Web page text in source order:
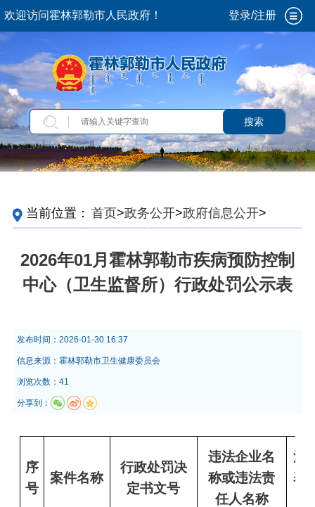
欢迎访问霍林郭勒市人民政府！ 登录/注册
搜索
当前位置： 首页>政务公开>政府信息公开>
定主动公开内容>行政处罚>处罚决定
2026年01月霍林郭勒市疾病预防控制
中心（卫生监督所）行政处罚公示表
发布时间： 2026-01-30 16:37
信息来源： 霍林郭勒市卫生健康委员会
浏览次数：41
分享到：
序
号
案件名称
行政处罚决
定书文号
违法企业名
称或违法责
任人名称
法
表